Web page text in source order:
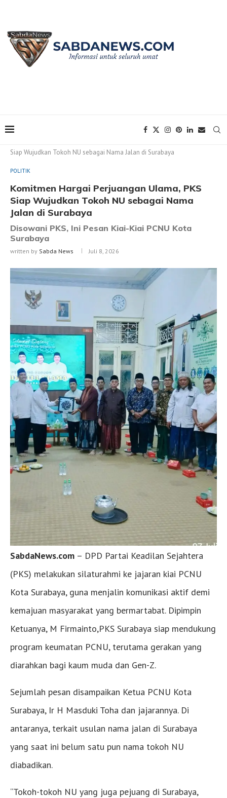
Siap Wujudkan Tokoh NU sebagai Nama Jalan di Surabaya
POLITIK
Komitmen Hargai Perjuangan Ulama, PKS
Siap Wujudkan Tokoh NU sebagai Nama
Jalan di Surabaya
Disowani PKS, Ini Pesan Kiai-Kiai PCNU Kota
Surabaya
written by Sabda News Juli 8, 2026
SabdaNews.com – DPD Partai Keadilan Sejahtera
(PKS) melakukan silaturahmi ke jajaran kiai PCNU
Kota Surabaya, guna menjalin komunikasi aktif demi
kemajuan masyarakat yang bermartabat. Dipimpin
Ketuanya, M Firmainto,PKS Surabaya siap mendukung
program keumatan PCNU, terutama gerakan yang
diarahkan bagi kaum muda dan Gen-Z.
Sejumlah pesan disampaikan Ketua PCNU Kota
Surabaya, Ir H Masduki Toha dan jajarannya. Di
antaranya, terkait usulan nama jalan di Surabaya
yang saat ini belum satu pun nama tokoh NU
diabadikan.
“Tokoh-tokoh NU yang juga pejuang di Surabaya,